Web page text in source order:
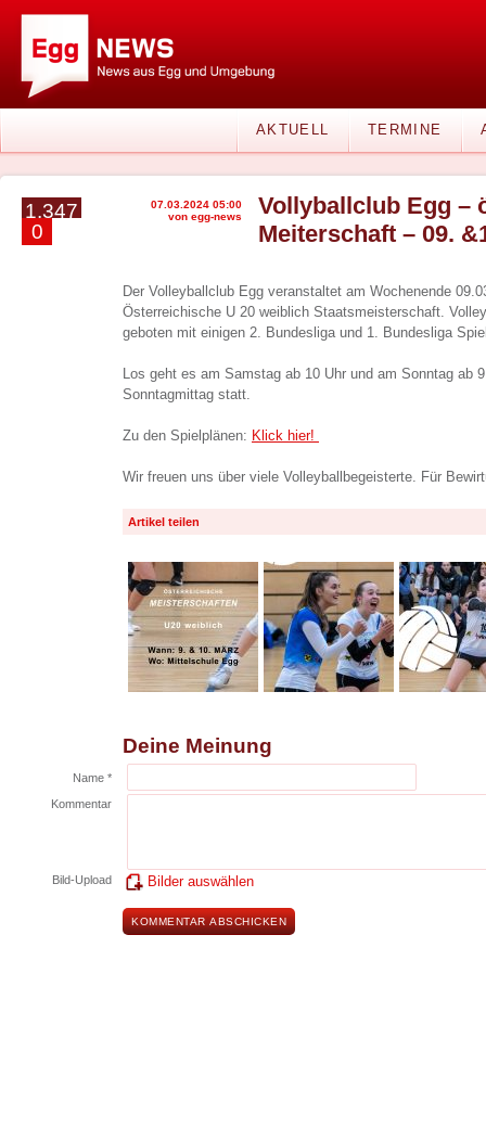
AKTUELL TERMINE
1.347
0
07.03.2024 05:00
von egg-news
Vollyballclub Egg –
Meiterschaft – 09.
Der Volleyballclub Egg veranstaltet am Wochenende
Österreichische U 20 weiblich Staatsmeisterschaft.
geboten mit einigen 2. Bundesliga und 1. Bundesliga
Los geht es am Samstag ab 10 Uhr und am Sonntag ab
Sonntagmittag statt.
Zu den Spielplänen: Klick hier!
Wir freuen uns über viele Volleyballbegeisterte. Für
Artikel teilen
Deine Meinung
Name *
Kommentar
Bild-Upload Bilder auswählen